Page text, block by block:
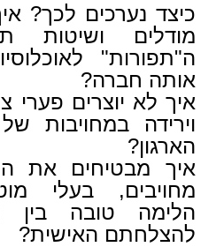
כיצד נערכים לכך?
מודלים ושיטות
ה"תפורות"
אותה חברה?
איך לא יוצרים פערי
וירידה במחויבות
הארגון?
איך מבטיחים את
מחויבים, בעלי
הלימה טובה בין
להצלחתם האישית?